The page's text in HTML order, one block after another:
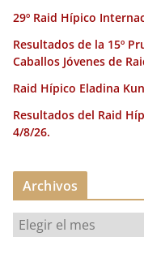
29º Raid Hípico
Resultados de la 15º
Caballos Jóvenes de
Raid Hípico Eladina
Resultados del Raid
4/8/26.
Archivos